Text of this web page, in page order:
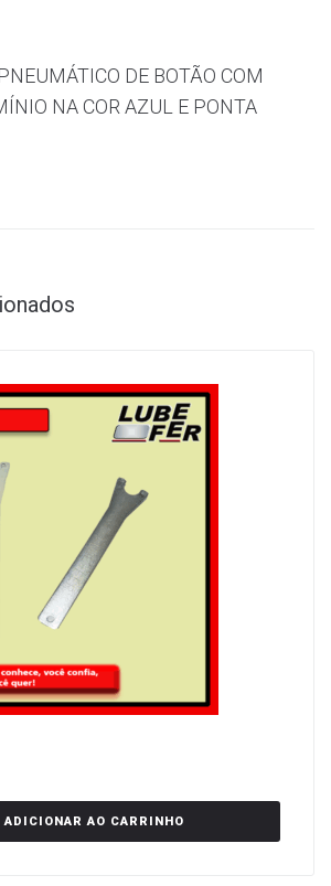
DE BOTÃO COM
NA COR AZUL E PONTA
ADICIONAR AO CARRINHO